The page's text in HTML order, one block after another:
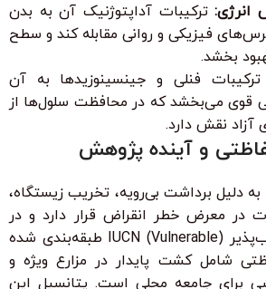
انرژی:ترکیبات آداپتوژنیک آن به بدن
فیزیکی و روانی مقابله کند و سطح
بخشد.
فنلی و جینسینوزیدها به آن
قوی می‌بخشد که در محافظت سلول‌ها از
آزاد نقش دارد.
به دلیل برداشت بی‌رویه، تخریب زیستگاه،
در معرض خطر انقراض قرار دارد و در
لیست گونه‌های آسیب‌پذیر (Vulnerable) IUCN طبقه‌بندی شده
شامل کشت پایدار در مزارع ویژه و
برای جامعه محلی است. پتانسیل این